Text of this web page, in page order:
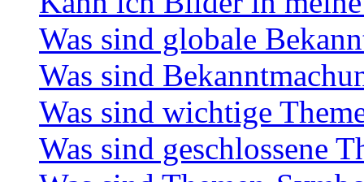
Was sind globale
Was sind
Was sind wichtige
Was sind geschlossene